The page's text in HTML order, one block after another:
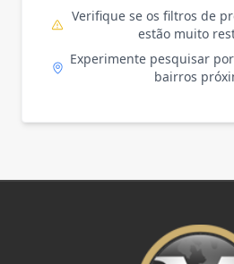
Verifique se os filtros de
estão muito
Experimente pesquisar
bairros